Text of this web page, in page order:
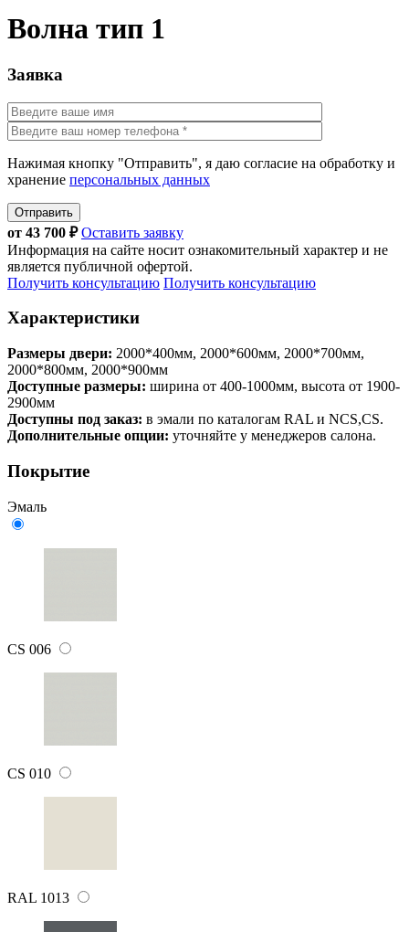
Волна тип 1
Заявка
Нажимая кнопку "Отправить", я даю согласие на обработку и
хранение персональных данных
Отправить
от 43 700 ₽Оставить заявку
Информация на сайте носит ознакомительный характер и не
является публичной офертой.
Получить консультацию Получить консультацию
Характеристики
Размеры двери: 2000*400мм, 2000*600мм, 2000*700мм,
2000*800мм, 2000*900мм
Доступные размеры: ширина от 400-1000мм, высота от 1900-
2900мм
Доступны под заказ: в эмали по каталогам RAL и NCS,CS.
Дополнительные опции: уточняйте у менеджеров салона.
Покрытие
Эмаль
CS 006
CS 010
RAL 1013